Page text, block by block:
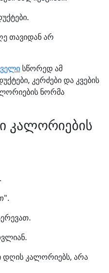
თავიდან არ
სწორედ ამ
კერძები და კვების
ნორმა
კალორიების
კალორიებს, არა